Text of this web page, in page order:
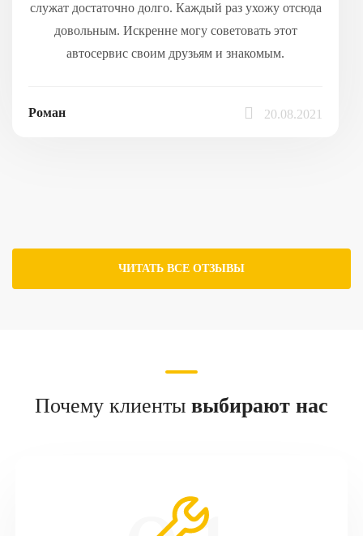
служат достаточно долго. Каждый раз ухожу отсюда
довольным. Искренне могу советовать этот
автосервис своим друзьям и знакомым.
Роман 20.08.2021
ЧИТАТЬ ВСЕ ОТЗЫВЫ
Почему клиенты выбирают нас